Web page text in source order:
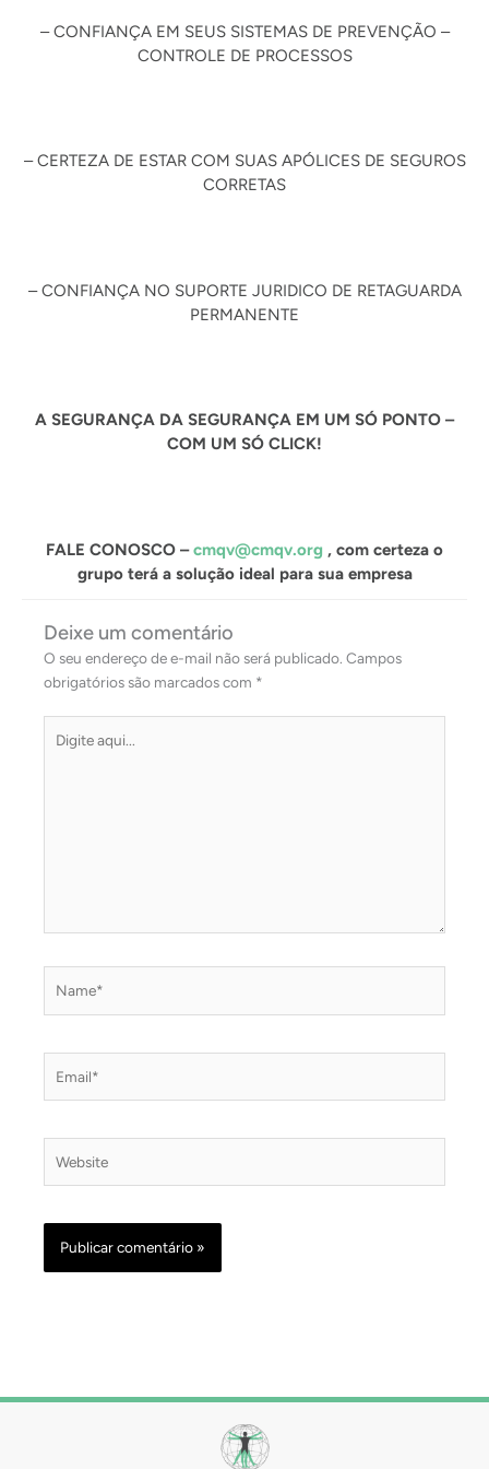
– CONFIANÇA EM SEUS SISTEMAS DE PREVENÇÃO –
CONTROLE DE PROCESSOS
– CERTEZA DE ESTAR COM SUAS APÓLICES DE SEGUROS
CORRETAS
– CONFIANÇA NO SUPORTE JURIDICO DE RETAGUARDA
PERMANENTE
A SEGURANÇA DA SEGURANÇA EM UM SÓ PONTO –
COM UM SÓ CLICK!
FALE CONOSCO –cmqv@cmqv.org , com certeza o
grupo terá a solução ideal para sua empresa
Deixe um comentário
O seu endereço de e-mail não será publicado. Campos
obrigatórios são marcados com *
aqui...